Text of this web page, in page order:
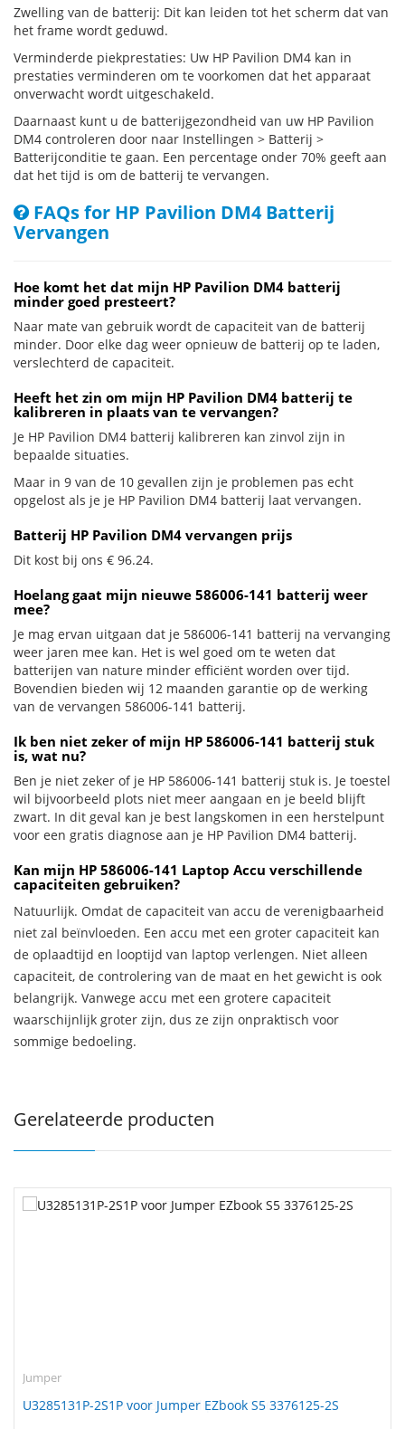
Zwelling van de batterij: Dit kan leiden tot het scherm dat van
het frame wordt geduwd.
Verminderde piekprestaties: Uw HP Pavilion DM4 kan in
prestaties verminderen om te voorkomen dat het apparaat
onverwacht wordt uitgeschakeld.
Daarnaast kunt u de batterijgezondheid van uw HP Pavilion
DM4 controleren door naar Instellingen > Batterij >
Batterijconditie te gaan. Een percentage onder 70% geeft aan
dat het tijd is om de batterij te vervangen.
FAQs for HP Pavilion DM4 Batterij
Vervangen
Hoe komt het dat mijn HP Pavilion DM4 batterij
minder goed presteert?
Naar mate van gebruik wordt de capaciteit van de batterij
minder. Door elke dag weer opnieuw de batterij op te laden,
verslechterd de capaciteit.
Heeft het zin om mijn HP Pavilion DM4 batterij te
kalibreren in plaats van te vervangen?
Je HP Pavilion DM4 batterij kalibreren kan zinvol zijn in
bepaalde situaties.
Maar in 9 van de 10 gevallen zijn je problemen pas echt
opgelost als je je HP Pavilion DM4 batterij laat vervangen.
Batterij HP Pavilion DM4 vervangen prijs
Dit kost bij ons € 96.24.
Hoelang gaat mijn nieuwe 586006-141 batterij weer
mee?
Je mag ervan uitgaan dat je 586006-141 batterij na vervanging
weer jaren mee kan. Het is wel goed om te weten dat
batterijen van nature minder efficiënt worden over tijd.
Bovendien bieden wij 12 maanden garantie op de werking
van de vervangen 586006-141 batterij.
Ik ben niet zeker of mijn HP 586006-141 batterij stuk
is, wat nu?
Ben je niet zeker of je HP 586006-141 batterij stuk is. Je toestel
wil bijvoorbeeld plots niet meer aangaan en je beeld blijft
zwart. In dit geval kan je best langskomen in een herstelpunt
voor een gratis diagnose aan je HP Pavilion DM4 batterij.
Kan mijn HP 586006-141 Laptop Accu verschillende
capaciteiten gebruiken?
Natuurlijk. Omdat de capaciteit van accu de verenigbaarheid
niet zal beïnvloeden. Een accu met een groter capaciteit kan
de oplaadtijd en looptijd van laptop verlengen. Niet alleen
capaciteit, de controlering van de maat en het gewicht is ook
belangrijk. Vanwege accu met een grotere capaciteit
waarschijnlijk groter zijn, dus ze zijn onpraktisch voor
sommige bedoeling.
Gerelateerde producten
Jumper
U3285131P-2S1P voor Jumper EZbook S5 3376125-2S